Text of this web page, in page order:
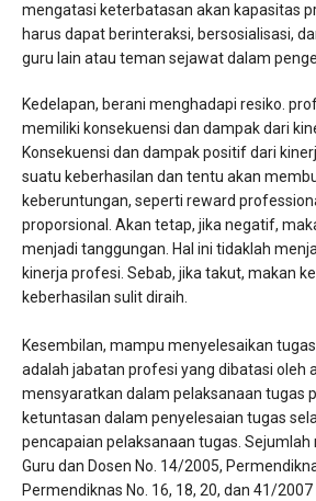
mengatasi keterbatasan akan kapasitas
harus dapat berinteraksi, bersosialisasi,
guru lain atau teman sejawat dalam
Kedelapan, berani menghadapi resiko.
memiliki konsekuensi dan dampak dari
Konsekuensi dan dampak positif dari
suatu keberhasilan dan tentu akan
keberuntungan, seperti reward
proporsional. Akan tetap, jika negatif,
menjadi tanggungan. Hal ini tidaklah
kinerja profesi. Sebab, jika takut, makan
keberhasilan sulit diraih.
Kesembilan, mampu menyelesaikan
adalah jabatan profesi yang dibatasi oleh
mensyaratkan dalam pelaksanaan tugas
ketuntasan dalam penyelesaian tugas
pencapaian pelaksanaan tugas. Sejumlah
Guru dan Dosen No. 14/2005,
Permendiknas No. 16, 18, 20, dan 41/